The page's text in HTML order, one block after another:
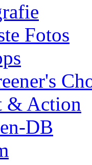
Fotos
& Action
DB